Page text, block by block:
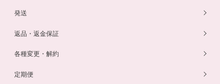
発送
返品・返金保証
各種変更・解約
定期便